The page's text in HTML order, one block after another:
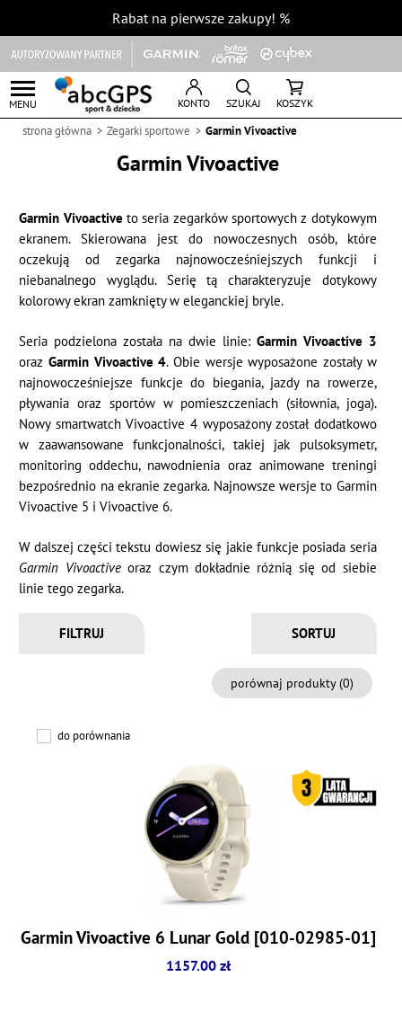
Rabat na pierwsze zakupy! %
MENU KONTO SZUKAJ KOSZYK
strona główna Zegarki sportowe Garmin Vivoactive
Garmin Vivoactive
Garmin Vivoactive to seria zegarków sportowych z dotykowym
ekranem. Skierowana jest do nowoczesnych osób, które
oczekują od zegarka najnowocześniejszych funkcji i
niebanalnego wyglądu. Serię tą charakteryzuje dotykowy
kolorowy ekran zamknięty w eleganckiej bryle.
Seria podzielona została na dwie linie: Garmin Vivoactive 3
oraz Garmin Vivoactive 4. Obie wersje wyposażone zostały w
najnowocześniejsze funkcje do biegania, jazdy na rowerze,
pływania oraz sportów w pomieszczeniach (siłownia, joga).
Nowy smartwatch Vivoactive 4 wyposażony został dodatkowo
w zaawansowane funkcjonalności, takiej jak pulsoksymetr,
monitoring oddechu, nawodnienia oraz animowane treningi
bezpośrednio na ekranie zegarka. Najnowsze wersje to Garmin
Vivoactive 5 i Vivoactive 6.
W dalszej części tekstu dowiesz się jakie funkcje posiada seria
Garmin Vivoactiveoraz czym dokładnie różnią się od siebie
linie tego zegarka.
FILTRUJ
porównaj produkty (0)
do porównania
Garmin Vivoactive 6 Lunar Gold [010-02985-01]
1157.00 zł